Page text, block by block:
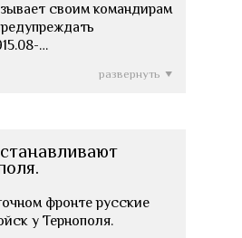
своим командирам
…
развернуть
фронте русские
у Тернополя.